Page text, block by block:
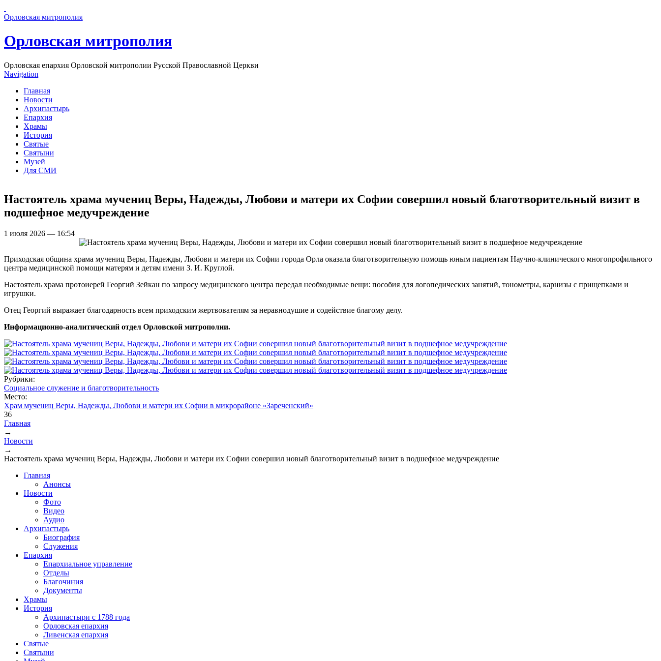
Орловская митрополия
Орловская митрополия
Орловская епархия Орловской митрополии Русской Православной Церкви
Navigation
Главная
Новости
Архипастырь
Епархия
Храмы
История
Святые
Святыни
Музей
Для СМИ
Настоятель храма мучениц Веры, Надежды, Любови и матери их Софии совершил новый благотворительный визит в
подшефное медучреждение
1 июля 2026 — 16:54
Приходская община храма мучениц Веры, Надежды, Любови и матери их Софии города Орла оказала благотворительную помощь юным пациентам Научно-клинического многопрофильного
центра медицинской помощи матерям и детям имени З. И. Круглой.
Настоятель храма протоиерей Георгий Зейкан по запросу медицинского центра передал необходимые вещи: пособия для логопедических занятий, тонометры, карнизы с прищепками и
игрушки.
Отец Георгий выражает благодарность всем приходским жертвователям за неравнодушие и содействие благому делу.
Информационно-аналитический отдел Орловской митрополии.
Рубрики:
Социальное служение и благотворительность
Место:
Храм мучениц Веры, Надежды, Любови и матери их Софии в микрорайоне «Зареченский»
36
Вы здесь
Главная
→
Новости
→
Настоятель храма мучениц Веры, Надежды, Любови и матери их Софии совершил новый благотворительный визит в подшефное медучреждение
Главная
Анонсы
Новости
Фото
Видео
Аудио
Архипастырь
Биография
Служения
Епархия
Епархиальное управление
Отделы
Благочиния
Документы
Храмы
История
Архипастыри с 1788 года
Орловская епархия
Ливенская епархия
Святые
Святыни